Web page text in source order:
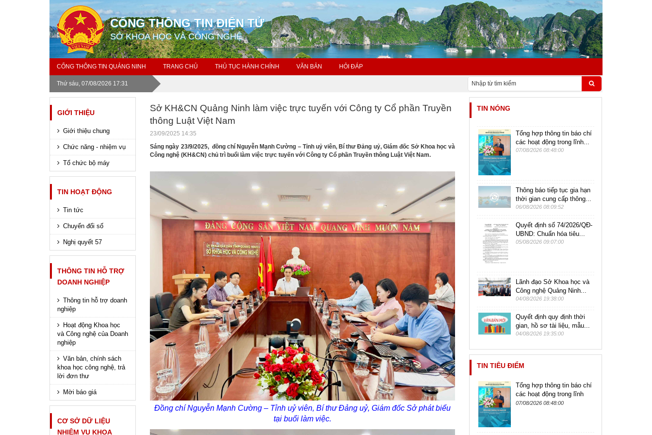
CỔNG THÔNG TIN ĐIỆN TỬ
SỞ KHOA HỌC VÀ CÔNG NGHỆ
CỔNG THÔNG TIN QUẢNG NINH TRANG CHỦ THỦ TỤC HÀNH CHÍNH VĂN BẢN HỎI ĐÁP
Thứ sáu, 07/08/2026 17:31
GIỚI THIỆU
Giới thiệu chung
Chức năng - nhiệm vụ
Tổ chức bộ máy
TIN HOẠT ĐỘNG
Tin tức
Chuyển đổi số
Nghị quyết 57
THÔNG TIN HỖ TRỢ
DOANH NGHIỆP
Thông tin hỗ trợ doanh
nghiệp
Hoạt động Khoa học
và Công nghệ của Doanh
nghiệp
Văn bản, chính sách
khoa học công nghệ, trả
lời đơn thư
Mời báo giá
CƠ SỞ DỮ LIỆU
NHIỆM VỤ KHOA
Sở KH&CN Quảng Ninh làm việc trực tuyến với Công ty Cổ phần Truyền
thông Luật Việt Nam
23/09/2025 14:35
Sáng ngày 23/9/2025, đồng chí Nguyễn Mạnh Cường – Tỉnh uỷ viên, Bí thư Đảng uỷ, Giám đốc Sở Khoa học và
Công nghệ (KH&CN) chủ trì buổi làm việc trực tuyến với Công ty Cổ phần Truyền thông Luật Việt Nam.
Đồng chí Nguyễn Mạnh Cường – Tỉnh uỷ viên, Bí thư Đảng uỷ, Giám đốc Sở phát biểu
tại buổi làm việc.
TIN NÓNG
Tổng hợp thông tin báo chí
các hoạt động trong lĩnh...
07/08/2026 08:48:00
Thông báo tiếp tục gia hạn
thời gian cung cấp thông...
06/08/2026 08:09:52
Quyết định số 74/2026/QĐ-
UBND: Chuẩn hóa tiêu...
05/08/2026 09:07:00
Lãnh đạo Sở Khoa học và
Công nghệ Quảng Ninh...
04/08/2026 19:38:00
Quyết định quy định thời
gian, hồ sơ tài liệu, mẫu...
04/08/2026 19:35:00
TIN TIÊU ĐIỂM
Tổng hợp thông tin báo chí
các hoạt động trong lĩnh
vực Khoa học Công nghệ,
07/08/2026 08:48:00